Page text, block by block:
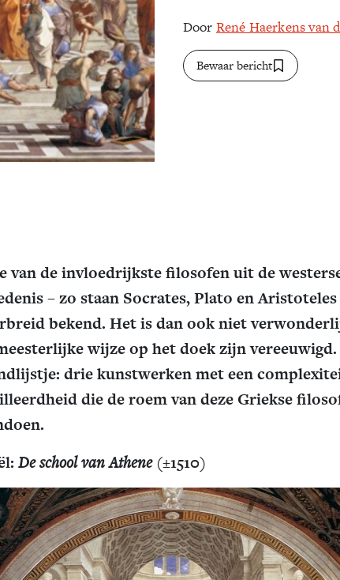
Door René Haerkens van
Bewaar bericht
van de invloedrijkste filosofen uit de
– zo staan Socrates, Plato en Aristoteles
bekend. Het is dan ook niet
wijze op het doek zijn
drie kunstwerken met een
die de roem van deze Griekse
De school van Athene(±1510)